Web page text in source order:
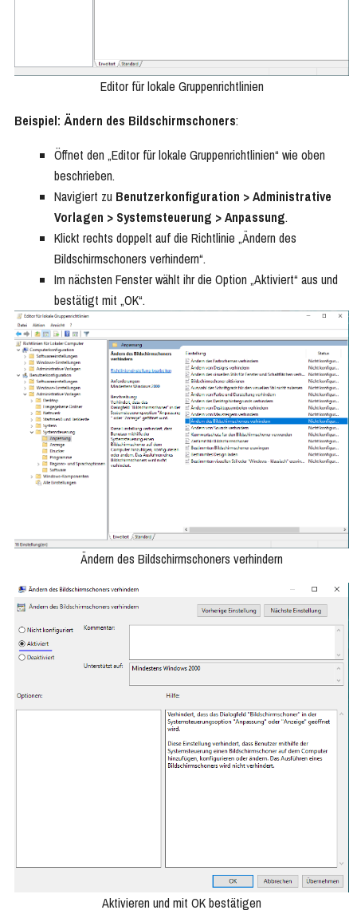
Editor für lokale Gruppenrichtlinien
Beispiel: Ändern des Bildschirmschoners:
Öffnet den „Editor für lokale Gruppenrichtlinien“ wie oben
beschrieben.
Navigiert zu Benutzerkonfiguration > Administrative
Vorlagen > Systemsteuerung > Anpassung.
Klickt rechts doppelt auf die Richtlinie „Ändern des
Bildschirmschoners verhindern“.
Im nächsten Fenster wählt ihr die Option „Aktiviert“ aus und
bestätigt mit „OK“.
Ändern des Bildschirmschoners verhindern
Aktivieren und mit OK bestätigen